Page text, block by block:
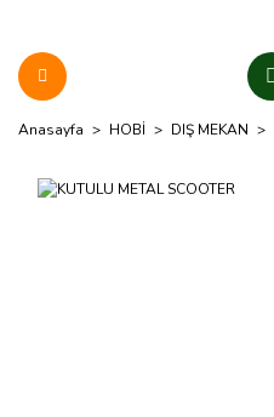
Anasayfa HOBİ DIŞ MEKAN